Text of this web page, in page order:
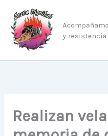
contenido
y resistencia
Realizan